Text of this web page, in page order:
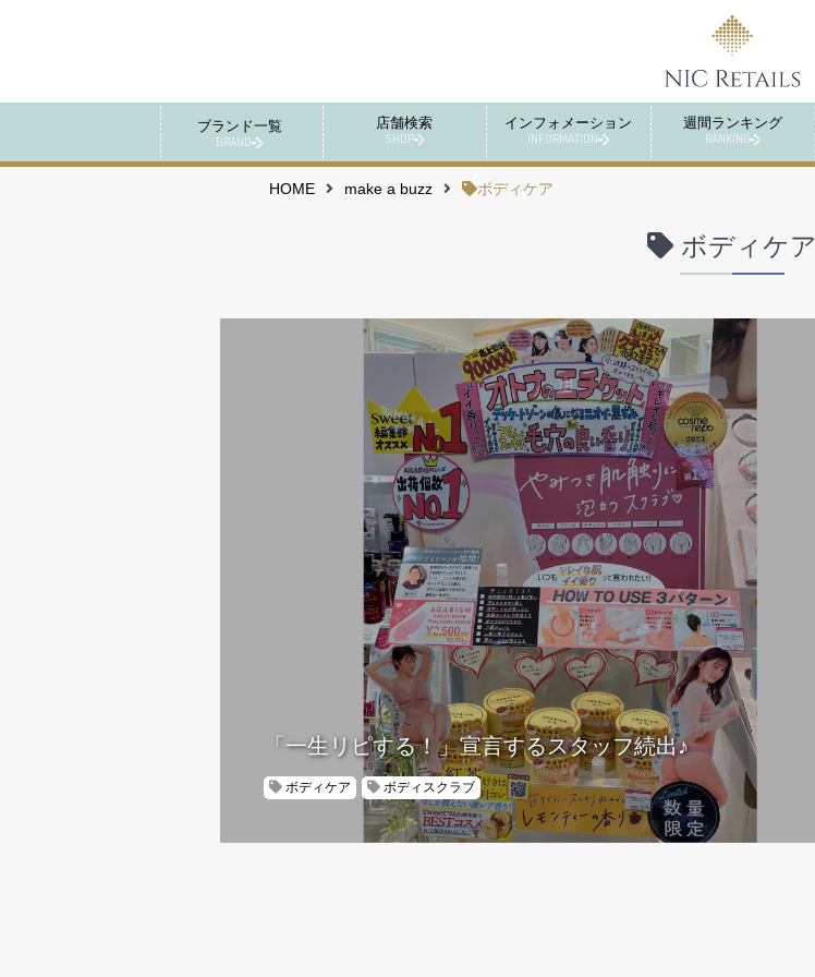
ブランド一覧
BRAND
店舗検索
SHOP
インフォメーション
INFORMATION
週間ランキング
RANKING
HOME make a buzz ボディケア
ボディケア
「一生リピする！」宣言するスタッフ続出♪
ボディケア ボディスクラブ